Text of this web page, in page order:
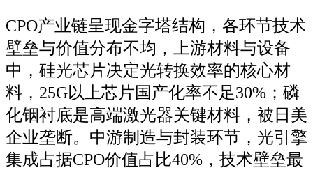
CPO产业链呈现金字塔结构，各环节技术
壁垒与价值分布不均，上游材料与设备
中，硅光芯片决定光转换效率的核心材
料，25G以上芯片国产化率不足30%；磷
化铟衬底是高端激光器关键材料，被日美
企业垄断。中游制造与封装环节，光引擎
集成占据CPO价值占比40%，技术壁垒最